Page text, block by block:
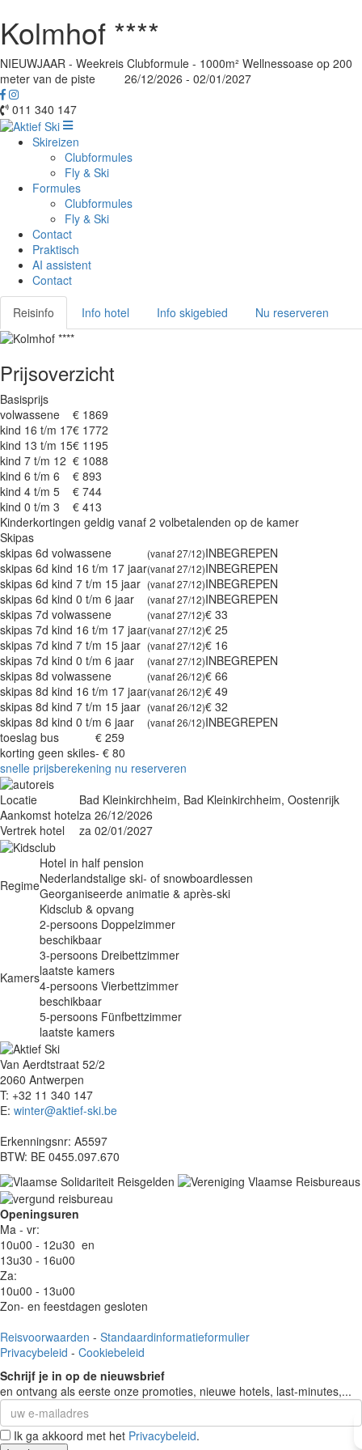
Kolmhof ****
NIEUWJAAR - Weekreis Clubformule - 1000m² Wellnessoase op 200
meter van de piste 26/12/2026 - 02/01/2027
011 340 147
Skireizen
Clubformules
Fly & Ski
Formules
Clubformules
Fly & Ski
Contact
Praktisch
AI assistent
Contact
Reisinfo
Info hotel Info skigebied Nu reserveren
Prijsoverzicht
Basisprijs
volwassene
€ 1869
kind 16 t/m 17€ 1772
kind 13 t/m 15€ 1195
kind 7 t/m 12 € 1088
kind 6 t/m 6
€ 893
kind 4 t/m 5
€ 744
kind 0 t/m 3
€ 413
Kinderkortingen geldig vanaf 2 volbetalenden op de kamer
Skipas
skipas 6d volwassene
(vanaf 27/12)INBEGREPEN
skipas 6d kind 16 t/m 17 jaar(vanaf 27/12)INBEGREPEN
skipas 6d kind 7 t/m 15 jaar (vanaf 27/12)INBEGREPEN
skipas 6d kind 0 t/m 6 jaar
(vanaf 27/12)INBEGREPEN
skipas 7d volwassene
(vanaf 27/12)€ 33
skipas 7d kind 16 t/m 17 jaar(vanaf 27/12)€ 25
skipas 7d kind 7 t/m 15 jaar (vanaf 27/12)€ 16
skipas 7d kind 0 t/m 6 jaar
(vanaf 27/12)INBEGREPEN
skipas 8d volwassene
(vanaf 26/12)€ 66
skipas 8d kind 16 t/m 17 jaar(vanaf 26/12)€ 49
skipas 8d kind 7 t/m 15 jaar (vanaf 26/12)€ 32
skipas 8d kind 0 t/m 6 jaar
(vanaf 26/12)INBEGREPEN
toeslag bus
€ 259
korting geen skiles- € 80
snelle prijsberekening nu reserveren
Locatie
Bad Kleinkirchheim, Bad Kleinkirchheim, Oostenrijk
Aankomst hotelza 26/12/2026
Vertrek hotel
za 02/01/2027
Regime
Hotel in half pension
Nederlandstalige ski- of snowboardlessen
Georganiseerde animatie & après-ski
Kidsclub & opvang
Kamers
2-persoons Doppelzimmer
beschikbaar
3-persoons Dreibettzimmer
laatste kamers
4-persoons Vierbettzimmer
beschikbaar
5-persoons Fünfbettzimmer
laatste kamers
Van Aerdtstraat 52/2
2060 Antwerpen
T: +32 11 340 147
E: winter@aktief-ski.be
Erkenningsnr: A5597
BTW: BE 0455.097.670
Openingsuren
Ma - vr:
10u00 - 12u30 en
13u30 - 16u00
Za:
10u00 - 13u00
Zon- en feestdagen gesloten
Reisvoorwaarden - Standaardinformatieformulier
Privacybeleid - Cookiebeleid
Schrijf je in op de nieuwsbrief
en ontvang als eerste onze promoties, nieuwe hotels, last-minutes,...
Ik ga akkoord met het Privacybeleid.